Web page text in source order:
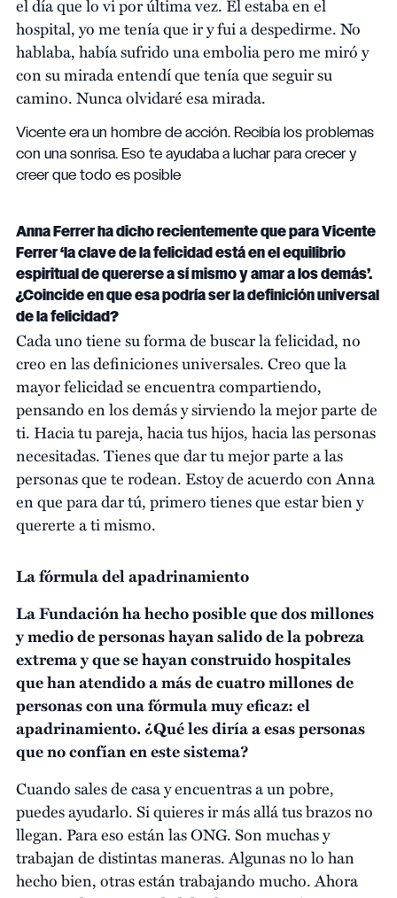
el día que lo vi por última vez. Él estaba en el
hospital, yo me tenía que ir y fui a despedirme. No
hablaba, había sufrido una embolia pero me miró y
con su mirada entendí que tenía que seguir su
camino. Nunca olvidaré esa mirada.
Vicente era un hombre de acción. Recibía los problemas
con una sonrisa. Eso te ayudaba a luchar para crecer y
creer que todo es posible
Anna Ferrer ha dicho recientemente que para Vicente
Ferrer ‘la clave de la felicidad está en el equilibrio
espiritual de quererse a sí mismo y amar a los demás’.
¿Coincide en que esa podría ser la definición universal
de la felicidad?
Cada uno tiene su forma de buscar la felicidad, no
creo en las definiciones universales. Creo que la
mayor felicidad se encuentra compartiendo,
pensando en los demás y sirviendo la mejor parte de
ti. Hacia tu pareja, hacia tus hijos, hacia las personas
necesitadas. Tienes que dar tu mejor parte a las
personas que te rodean. Estoy de acuerdo con Anna
en que para dar tú, primero tienes que estar bien y
quererte a ti mismo.
La fórmula del apadrinamiento
La Fundación ha hecho posible que dos millones
y medio de personas hayan salido de la pobreza
extrema y que se hayan construido hospitales
que han atendido a más de cuatro millones de
personas con una fórmula muy eficaz: el
apadrinamiento. ¿Qué les diría a esas personas
que no confían en este sistema?
Cuando sales de casa y encuentras a un pobre,
puedes ayudarlo. Si quieres ir más allá tus brazos no
llegan. Para eso están las ONG. Son muchas y
trabajan de distintas maneras. Algunas no lo han
hecho bien, otras están trabajando mucho. Ahora